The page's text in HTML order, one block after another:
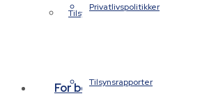
Privatlivspolitikker
Tilsynsrapporter
Tilsynsrapporter
For beboere